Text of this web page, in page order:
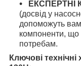
ЕКСПЕРТНІ
(досвід у
допоможуть вам
компоненти, що
потребам.
Ключові